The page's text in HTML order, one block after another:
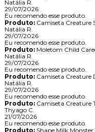
Natália R.
29/07/2026
Eu recomendo esse produto.
Produto:Camiseta Creature
Natália R.
29/07/2026
Eu recomendo esse produto.
Produto:Moletom Child
Natália R.
29/07/2026
Eu recomendo esse produto.
Produto:Camiseta Creature
Natália R.
29/07/2026
Eu recomendo esse produto.
Produto:Camiseta Creature
Thyago C.
21/07/2026
Eu recomendo esse produto.
Produto:Shape Milk Monster